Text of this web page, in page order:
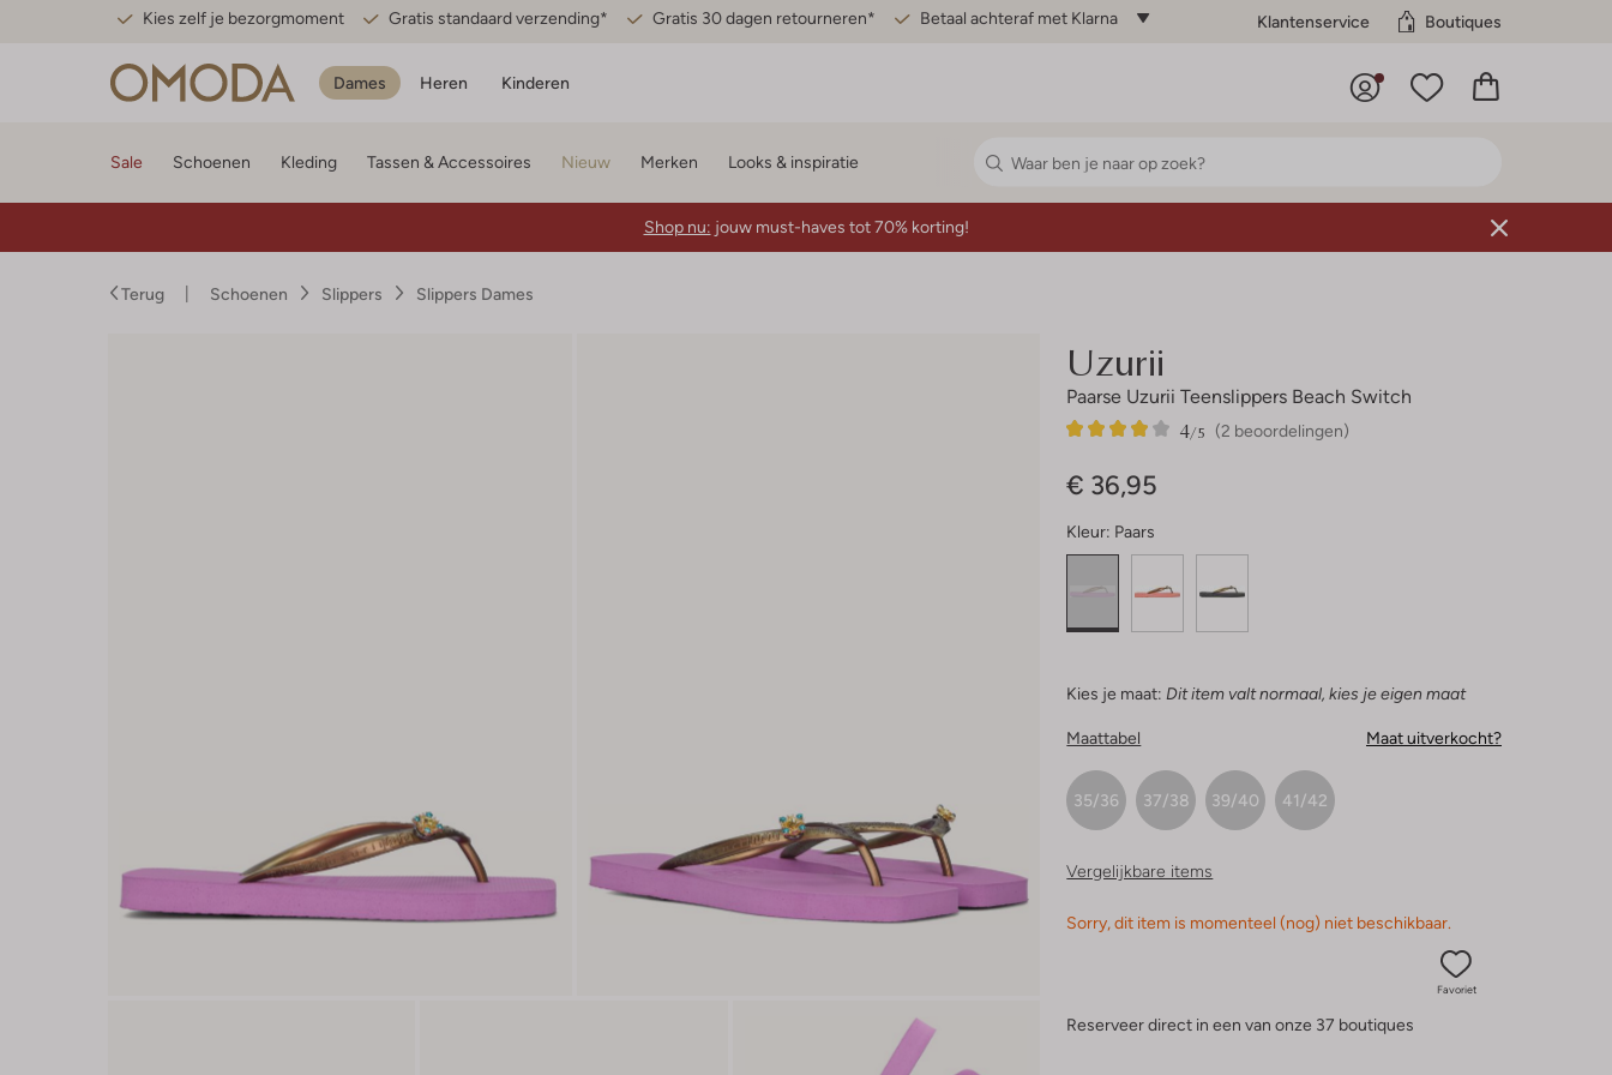
Kies zelf je bezorgmoment Gratis standaard verzending* Gratis 30 dagen retourneren* Betaal achteraf met Klarna Klantenservice Boutiques
Dames Heren Kinderen
Sale Schoenen Kleding Tassen & Accessoires Nieuw Merken Looks & inspiratie
Shop nu: jouw must-haves tot 70% korting!
Terug Schoenen Slippers Slippers Dames
Uzurii
Paarse Uzurii Teenslippers Beach Switch
(2 beoordelingen)
4/5
2
4
€ 36,95
Kleur: Paars
Kies je maat: Dit item valt normaal, kies je eigen maat
Maattabel Maat uitverkocht?
35/36 37/38 39/40 41/42
Vergelijkbare items
Sorry, dit item is momenteel (nog) niet beschikbaar.
Favoriet
Reserveer direct in een van onze 37 boutiques